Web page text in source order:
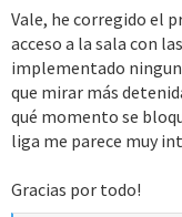
tratas de hablar con
juego.
Ojalá pueda haber
me lo vuelvo a pasar
Enhorabuena por el
Vale, he corregido el
acceso a la sala con
implementado
que mirar más
qué momento se
liga me parece muy
Gracias por todo!